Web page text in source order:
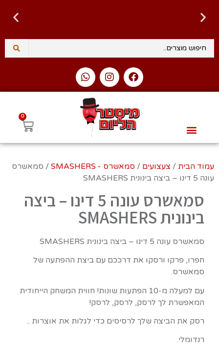
0
עמוד הבית / צעצועים / סמאשרס - SMASHERS
/ סמאשרס
עונה 5 דינו – ביצה בינונית SMASHERS
סמאשרס עונה 5 דינו – ביצה
בינונית SMASHERS
סמאשרס עונה 5 דינו – ביצה בינונית SMASHERS
חפרו, פרקו ורסקו את דרככם עם ביצת ההפתעה של
סמאשרס.
עם למעלה מ-10 הפתעות שונות! חווית המשחק הייחודית
המאפשרת לך לרסק, לרסק, לרסק!
רסק את הביצה שלך לרסיסים כדי לגלות את אוצרות ..
רנדומלי.